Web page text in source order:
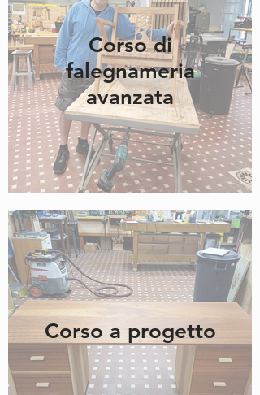
Corso di
falegnameria
avanzata
Corso a progetto